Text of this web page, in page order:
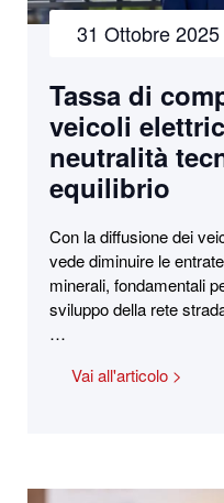
31 Ottobre 2025
Tassa di
veicoli
neutralità
equilibrio
Con la diffusione dei
vede diminuire le
minerali, fondamentali
sviluppo della rete
…
Vai all'articolo >